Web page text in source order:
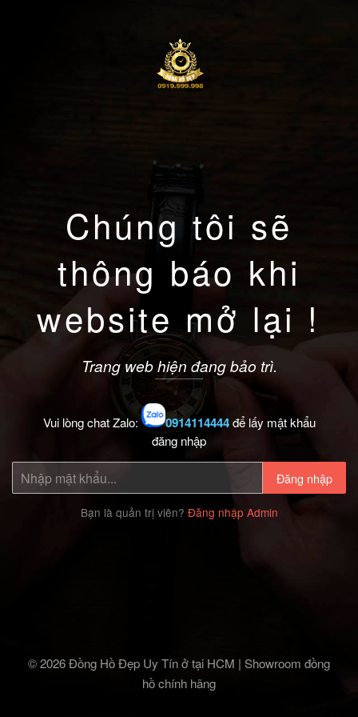
Chúng tôi sẽ
thông báo khi
website mở lại !
Trang web hiện đang bảo trì.
Vui lòng chat Zalo: 0914114444để lấy mật khẩu
đăng nhập
Đăng nhập
Bạn là quản trị viên? Đăng nhập Admin
© 2026 Đồng Hồ Đẹp Uy Tín ở tại HCM | Showroom đồng
hồ chính hãng‎